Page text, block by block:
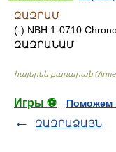
ԶԱԶՐԱՄ
(-) NBH 1-0710
ԶԱԶՐԱՆԱՄ
հայերեն բառարան
Игры ⚽
Поможем
ԶԱԶՐԱՁԱՅՆ